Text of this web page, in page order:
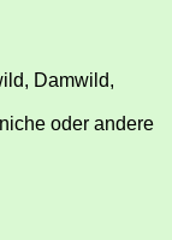
Damwild,
oder andere